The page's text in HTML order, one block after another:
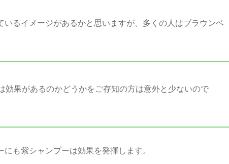
るイメージがあるかと思いますが、多くの人はブラウンベ
効果があるのかどうかをご存知の方は意外と少ないので
も紫シャンプーは効果を発揮します。